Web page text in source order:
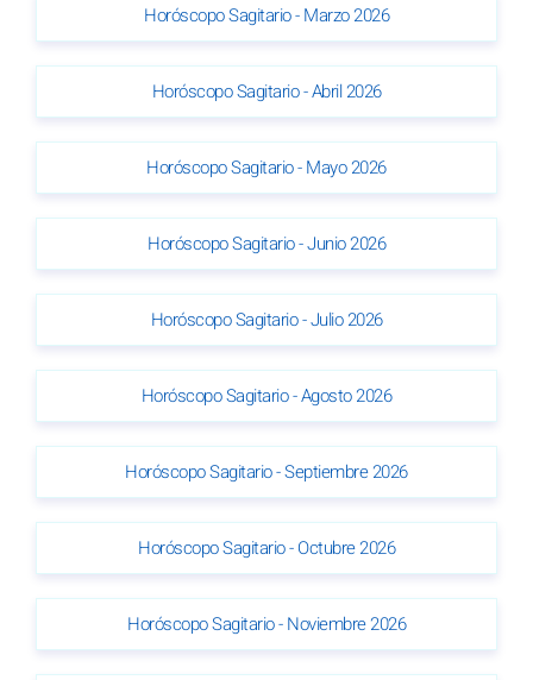
Horóscopo Sagitario - Marzo 2026
Horóscopo Sagitario - Abril 2026
Horóscopo Sagitario - Mayo 2026
Horóscopo Sagitario - Junio 2026
Horóscopo Sagitario - Julio 2026
Horóscopo Sagitario - Agosto 2026
Horóscopo Sagitario - Septiembre 2026
Horóscopo Sagitario - Octubre 2026
Horóscopo Sagitario - Noviembre 2026